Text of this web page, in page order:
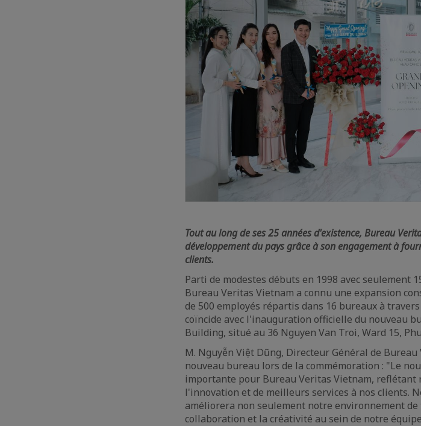
Tout au long de ses 25 années d'existence, Bureau
développement du pays grâce à son engagement à
clients.
Parti de modestes débuts en 1998 avec seulement
Bureau Veritas Vietnam a connu une expansion
de 500 employés répartis dans 16 bureaux à
coïncide avec l'inauguration officielle du nouveau
Building, situé au 36 Nguyen Van Troi, Ward 15,
M. Nguyễn Việt Dũng, Directeur Général de
nouveau bureau lors de la commémoration : "Le
importante pour Bureau Veritas Vietnam, reflétant
l'innovation et de meilleurs services à nos clients.
améliorera non seulement notre environnement
collaboration et la créativité au sein de notre